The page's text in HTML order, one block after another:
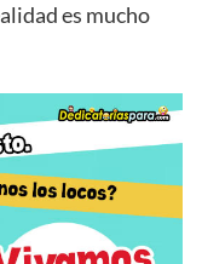
es mucho